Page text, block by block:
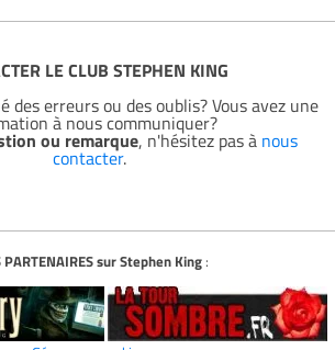
LE CLUB STEPHEN KING
des erreurs ou des oublis? Vous avez une
à nous communiquer?
ou remarque, n'hésitez pas à nous
contacter.
PARTENAIRES sur Stephen King: